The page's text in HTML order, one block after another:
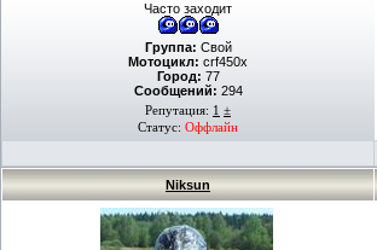
Часто заходит
Группа: Свой
Мотоцикл: crf450x
Город: 77
Сообщений: 294
Репутация: 1 ±
Статус: Оффлайн
Niksun